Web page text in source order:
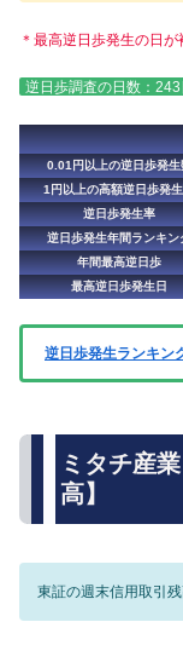
＊最高逆日歩発生の日
逆日歩調査の日数：243
0.01円以上の逆日歩発生
1円以上の高額逆日歩発
逆日歩発生率
逆日歩発生年間ランキン
年間最高逆日歩
最高逆日歩発生日
逆日歩発生ランキン
ミタチ産
高】
東証の週末信用取引